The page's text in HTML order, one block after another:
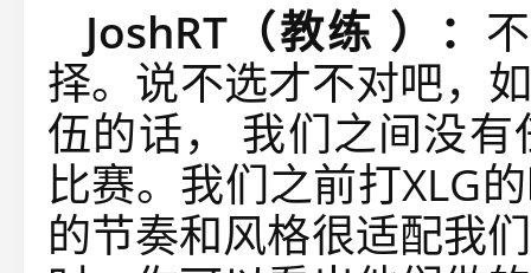
JoshRT（教练 ） ：
择。说不选才不对吧，
伍的话， 我们之间没
比赛。我们之前打XLG
的节奏和风格很适配我